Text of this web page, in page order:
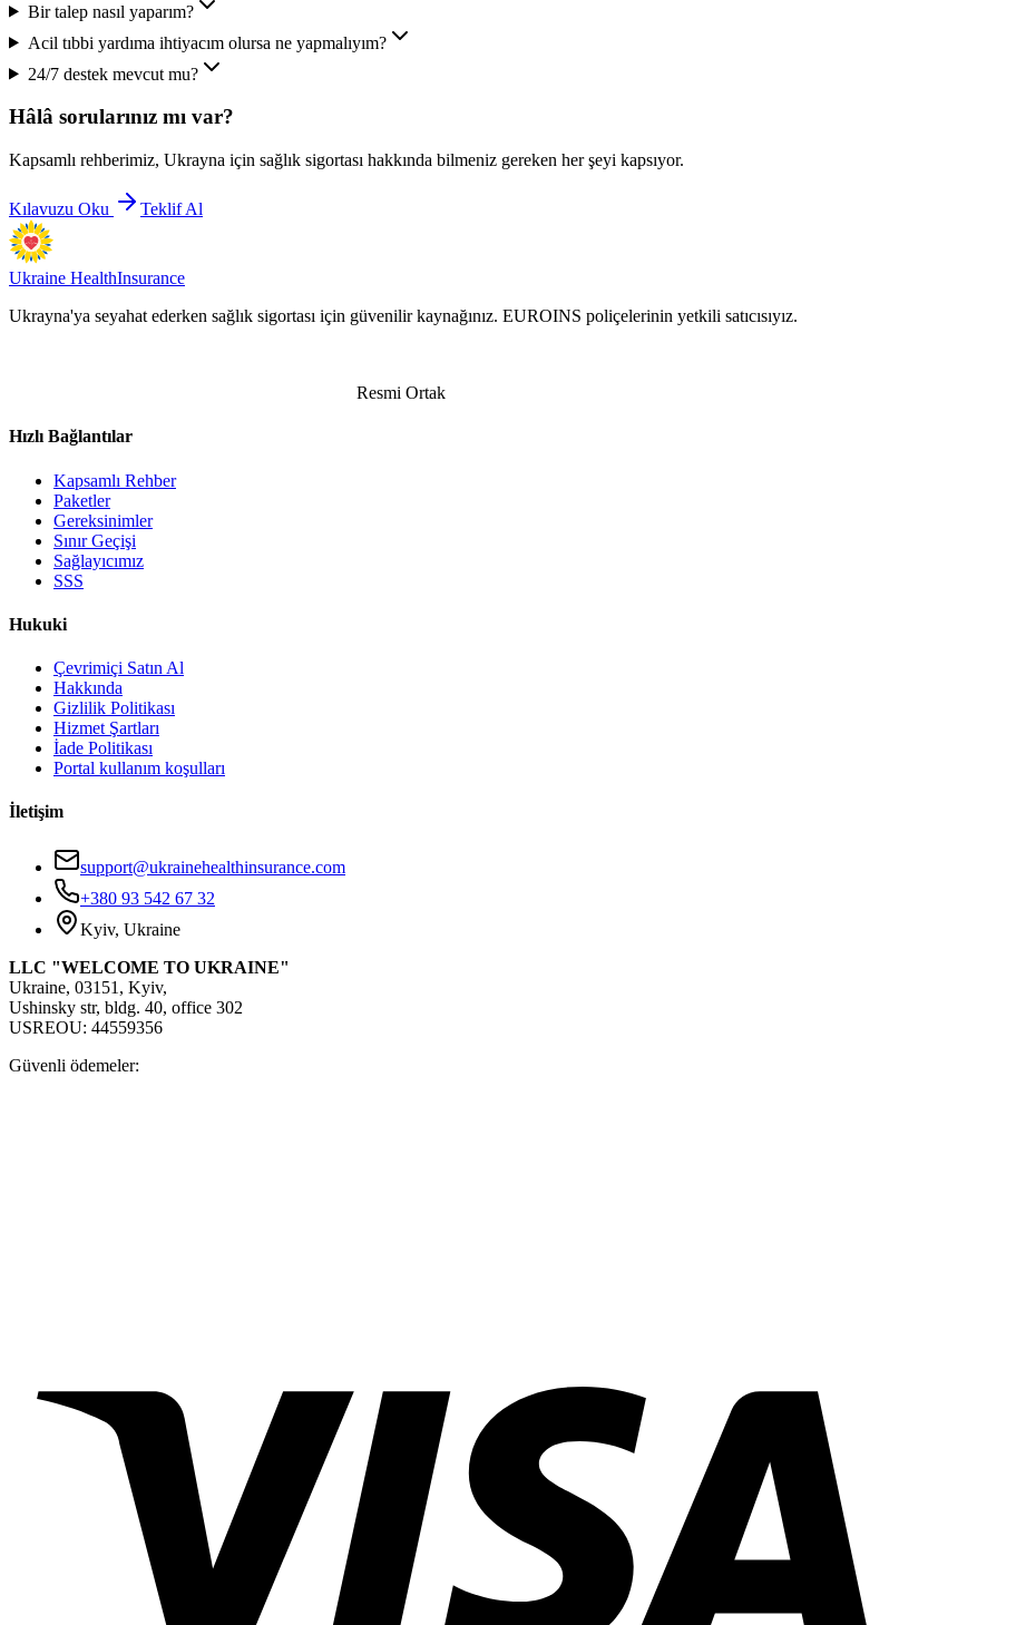
Bir talep nasıl yaparım?
Acil tıbbi yardıma ihtiyacım olursa ne yapmalıyım?
24/7 destek mevcut mu?
Hâlâ sorularınız mı var?
Kapsamlı rehberimiz, Ukrayna için sağlık sigortası hakkında bilmeniz gereken her şeyi kapsıyor.
Kılavuzu Oku Teklif Al
Ukraine HealthInsurance
Ukrayna'ya seyahat ederken sağlık sigortası için güvenilir kaynağınız. EUROINS poliçelerinin yetkili satıcısıyız.
Resmi Ortak
Hızlı Bağlantılar
Kapsamlı Rehber
Paketler
Gereksinimler
Sınır Geçişi
Sağlayıcımız
SSS
Hukuki
Çevrimiçi Satın Al
Hakkında
Gizlilik Politikası
Hizmet Şartları
İade Politikası
Portal kullanım koşulları
İletişim
support@ukrainehealthinsurance.com
+380 93 542 67 32
Kyiv, Ukraine
LLC "WELCOME TO UKRAINE"
Ukraine, 03151, Kyiv,
Ushinsky str, bldg. 40, office 302
USREOU: 44559356
Güvenli ödemeler: